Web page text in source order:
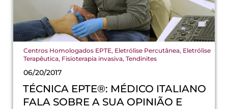
Centros Homologados EPTE, Eletrólise Percutânea, Eletrólise
Terapêutica, Fisioterapia invasiva, Tendinites
06/20/2017
TÉCNICA EPTE®: MÉDICO ITALIANO
FALA SOBRE A SUA OPINIÃO E